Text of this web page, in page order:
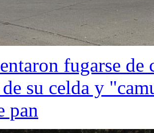
fugarse de
su celda y
pan